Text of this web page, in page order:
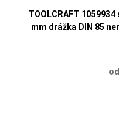
TOOLCRAFT
mm drážka DIN 85